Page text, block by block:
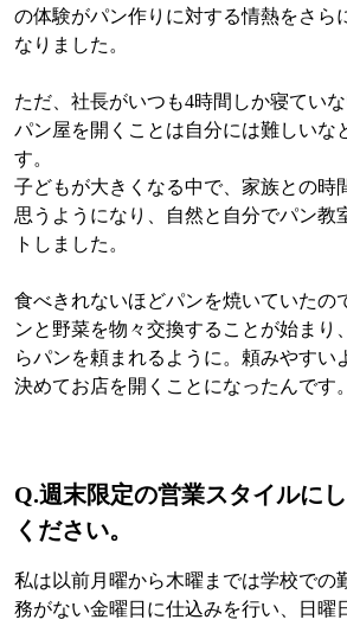
の体験がパン作りに対する情熱をさら
なりました。
ただ、社長がいつも4時間しか寝ていな
パン屋を開くことは自分には難しいな
す。
子どもが大きくなる中で、家族との時
思うようになり、自然と自分でパン教
トしました。
食べきれないほどパンを焼いていたの
ンと野菜を物々交換することが始まり
らパンを頼まれるように。頼みやすい
決めてお店を開くことになったんです。
Q.週末限定の営業スタイルに
ください。
私は以前月曜から木曜までは学校での
務がない金曜日に仕込みを行い、日曜